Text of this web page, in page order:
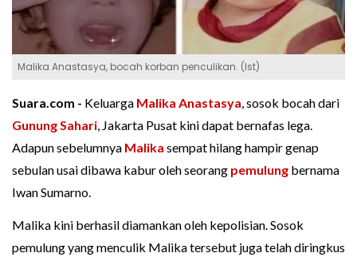
Malika Anastasya, bocah korban penculikan. (Ist)
Suara.com - Keluarga Malika Anastasya, sosok bocah dari
Gunung Sahari, Jakarta Pusat kini dapat bernafas lega.
Adapun sebelumnya Malika sempat hilang hampir genap
sebulan usai dibawa kabur oleh seorang pemulung bernama
Iwan Sumarno.
Malika kini berhasil diamankan oleh kepolisian. Sosok
pemulung yang menculik Malika tersebut juga telah diringkus